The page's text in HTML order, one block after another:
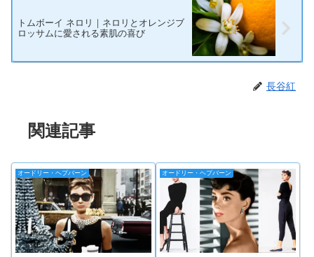
トムボーイ ネロリ｜ネロリとオレンジブ
ロッサムに愛される素肌の喜び
長谷紅
関連記事
オードリー・ヘプバーン オードリー・ヘプバーン